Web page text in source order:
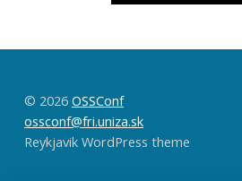
© 2026 OSSConf
ossconf@fri.uniza.sk
Reykjavik WordPress theme